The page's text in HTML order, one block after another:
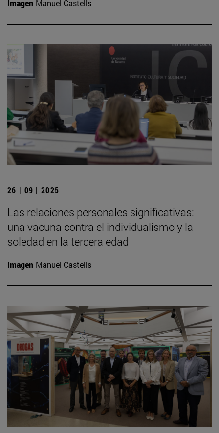
Imagen Manuel Castells
26 | 09 | 2025
Las relaciones personales significativas:
una vacuna contra el individualismo y la
soledad en la tercera edad
Imagen Manuel Castells